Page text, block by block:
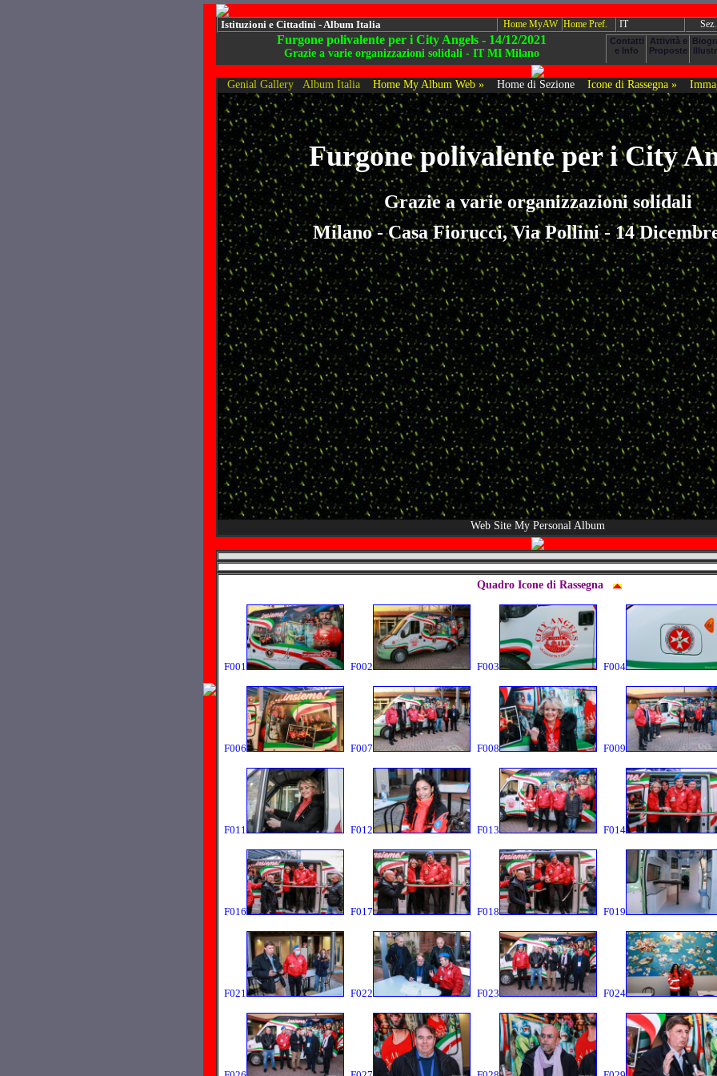
Istituzioni e Cittadini - Album Italia Home MyAW Home Pref. IT
Furgone polivalente per i City Angels - 14/12/2021
Grazie a varie organizzazioni solidali - IT MI Milano
Genial Gallery Album Italia Home My Album Web » Home di Sezione Icone di Rassegna »
Furgone polivalente per i City
Grazie a varie organizzazioni solidali
Milano - Casa Fiorucci, Via Pollini - 14
Web Site My Personal Album
Quadro Icone di Rassegna
F001 F002 F003 F004
F006 F007 F008 F009
F011 F012 F013 F014
F016 F017 F018 F019
F021 F022 F023 F024